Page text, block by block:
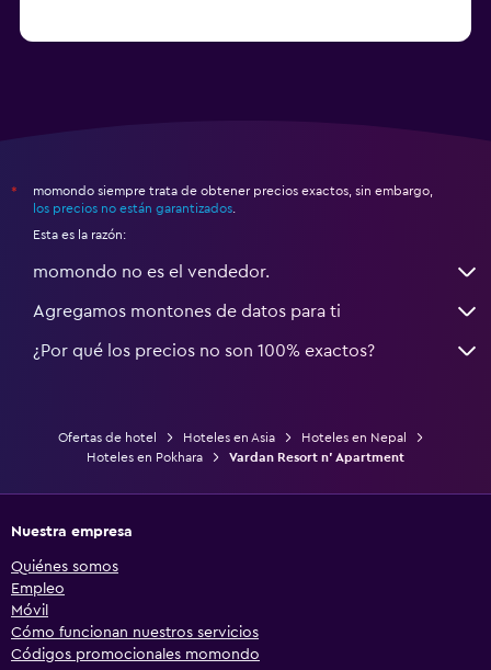
*
momondo siempre trata de obtener precios exactos, sin embargo,
los precios no están garantizados
Esta es la razón:
momondo no es el vendedor.
Agregamos montones de datos para ti
¿Por qué los precios no son 100% exactos?
Ofertas de hotel Hoteles en Asia
Hoteles en Nepal
Hoteles en Pokhara
Vardan Resort n' Apartment
Nuestra empresa
Quiénes somos
Empleo
Móvil
Cómo funcionan nuestros servicios
Códigos promocionales momondo